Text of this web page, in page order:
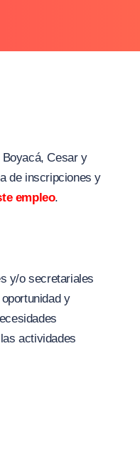
Boyacá, Cesar y
de inscripciones y
empleo.
y/o secretariales
y
actividades